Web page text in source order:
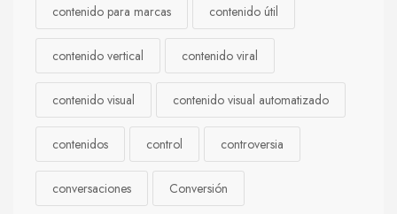
contenido para marcas contenido útil
contenido vertical contenido viral
contenido visual contenido visual automatizado
contenidos control controversia
conversaciones Conversión